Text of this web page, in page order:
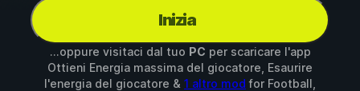
Inizia
...oppure visitaci dal tuo PC per scaricare l'app
Ottieni Energia massima del giocatore, Esaurire
l'energia del giocatore & 1 altro mod for Football,